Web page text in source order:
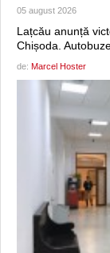
05 august 2026
Lațcău anunță
Chișoda.
de: Marcel Hoster